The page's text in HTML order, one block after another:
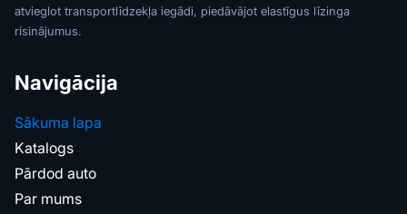
atvieglot transportlīdzekļa iegādi, piedāvājot elastīgus līzinga
risinājumus.
Navigācija
Sākuma lapa
Katalogs
Pārdod auto
Par mums